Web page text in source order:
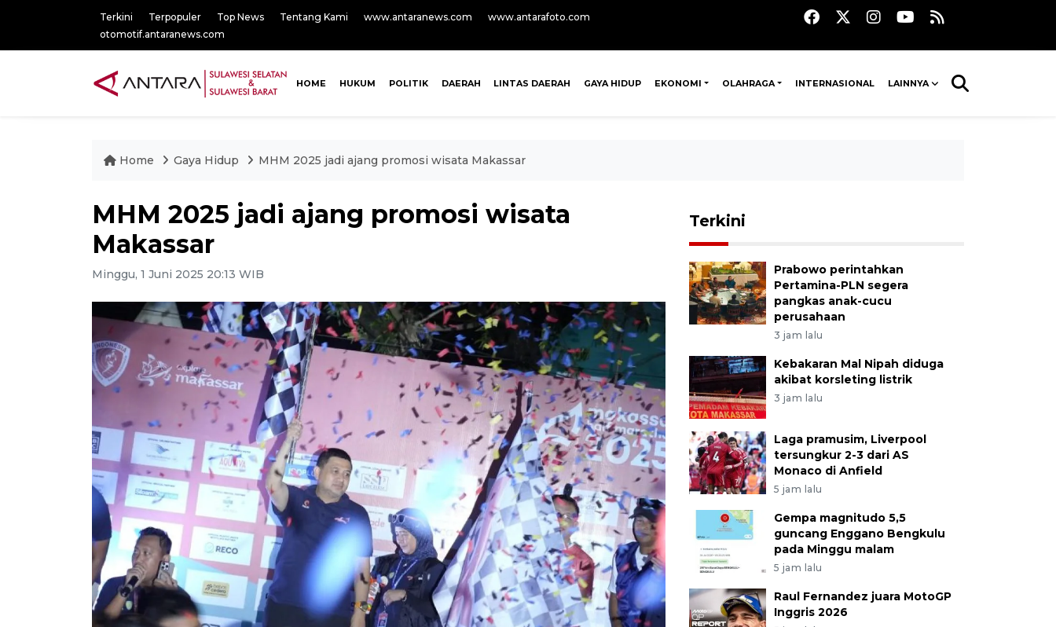
Terkini Terpopuler Top News Tentang Kami www.antaranews.com
www.antarafoto.com
otomotif.antaranews.com
HOME HUKUM POLITIK DAERAH LINTAS DAERAH GAYA HIDUP EKONOMI OLAHRAGA INTERNASIONAL LAINNYA
Home Gaya Hidup MHM 2025 jadi ajang promosi wisata Makassar
MHM 2025 jadi ajang promosi wisata
Makassar
Minggu, 1 Juni 2025 20:13 WIB
Terkini
Prabowo perintahkan
Pertamina-PLN segera
pangkas anak-cucu
perusahaan
3 jam lalu
Kebakaran Mal Nipah diduga
akibat korsleting listrik
3 jam lalu
Laga pramusim, Liverpool
tersungkur 2-3 dari AS
Monaco di Anfield
5 jam lalu
Gempa magnitudo 5,5
guncang Enggano Bengkulu
pada Minggu malam
5 jam lalu
Raul Fernandez juara MotoGP
Inggris 2026